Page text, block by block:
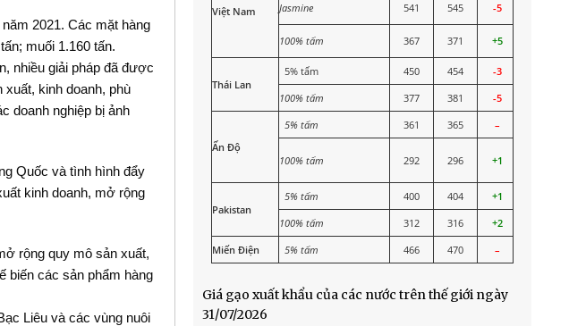
2021. Các mặt hàng
muối 1.160 tấn.
nhiều giải pháp đã được
kinh doanh, phù
doanh nghiệp bị ảnh
Quốc và tình hình đẩy
kinh doanh, mở rộng
rộng quy mô sản xuất,
biến các sản phẩm hàng
Liêu và các vùng nuôi
Việt Nam Jasmine 541 545 -5
100% tấm 367 371 +5
Thái Lan
5% tấm 450 454
-3
100% tấm
377 381 -5
Ấn Độ
5% tấm 361 365 –
100% tấm 292 296 +1
Pakistan
5% tấm 400 404
+1
100% tấm
312 316
+2
Miến Điện
5% tấm 466 470 –
Giá gạo xuất khẩu của các nước trên thế giới ngày
31/07/2026